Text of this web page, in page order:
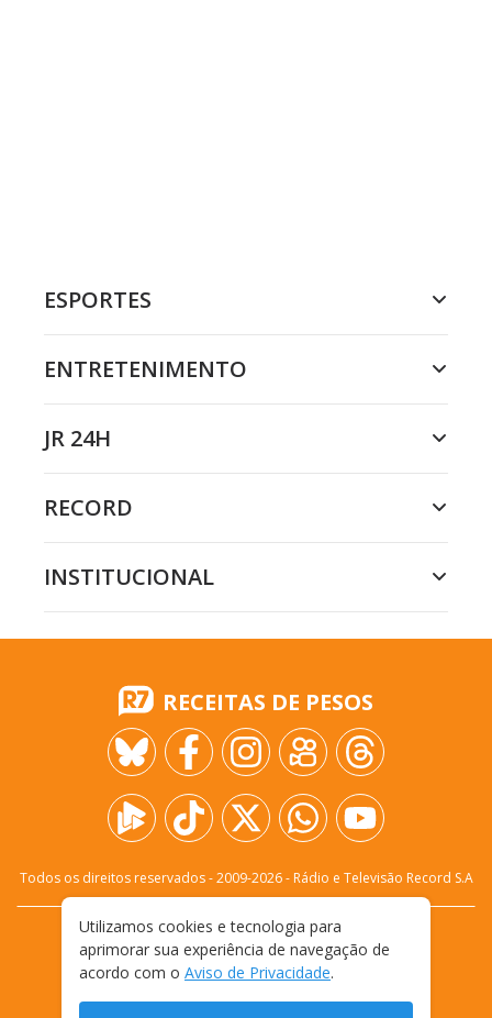
ESPORTES
ENTRETENIMENTO
JR 24H
RECORD
INSTITUCIONAL
RECEITAS DE PESOS
Todos os direitos reservados - 2009-2026- Rádio e Televisão Record S.A
FALE CONOSCO
PRIVACIDADE
TERMOS E CONDIÇÕES DE USO
Utilizamos cookies e tecnologia para
aprimorar sua experiência de navegação de
acordo com o Aviso de Privacidade.